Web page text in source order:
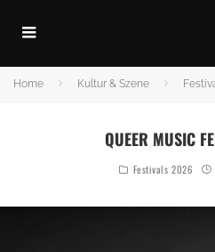
Home Kultur & Szene
QUEER MUSIC
Festivals 2026